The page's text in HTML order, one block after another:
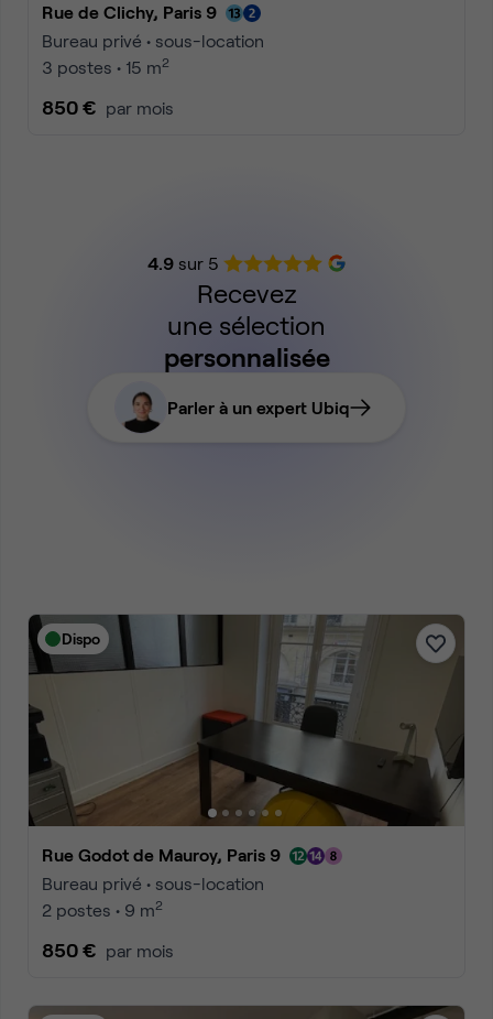
Rue de Clichy, Paris 9
Bureau privé • sous-location
3 postes • 15 m2
850 € par mois
4.9sur 5
Recevez
une sélection
personnalisée
Parler à un expert Ubiq
Dispo
Rue Godot de Mauroy, Paris 9
Bureau privé • sous-location
2 postes • 9 m2
850 € par mois